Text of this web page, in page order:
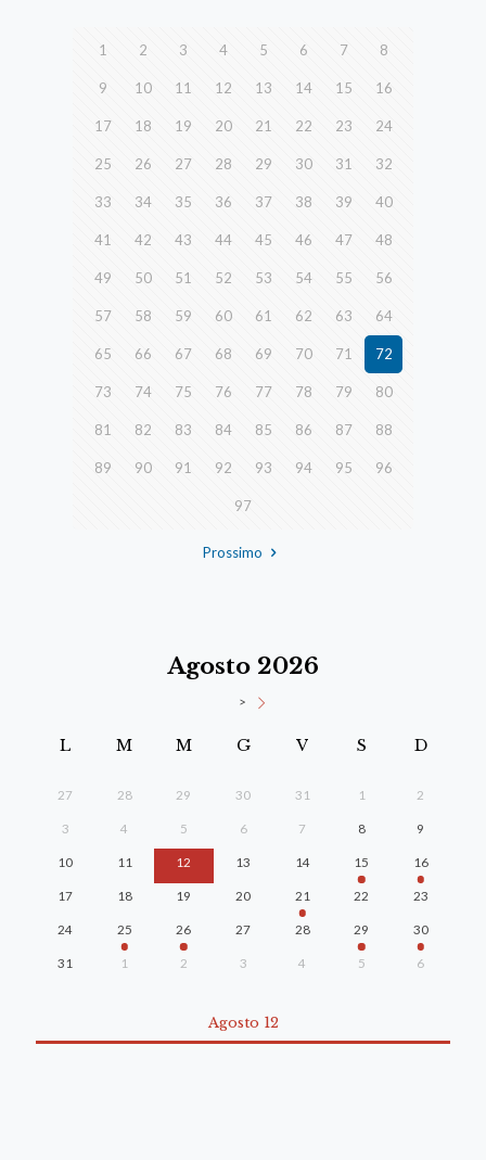
1 2 3 4 5 6 7 8
9 10 11 12 13 14 15 16
17 18 19 20 21 22 23 24
25 26 27 28 29 30 31 32
33 34 35 36 37 38 39 40
41 42 43 44 45 46 47 48
49 50 51 52 53 54 55 56
57 58 59 60 61 62 63 64
65 66 67 68 69 70 71 72
73 74 75 76 77 78 79 80
81 82 83 84 85 86 87 88
89 90 91 92 93 94 95 96
97
Prossimo
Agosto 2026
>
L M M G V S D
27 28 29 30 31 1 2
3 4 5 6 7 8 9
10 11 12 13 14 15 16
17 18 19 20 21 22 23
24 25 26 27 28 29 30
31 1 2 3 4 5 6
Agosto 12